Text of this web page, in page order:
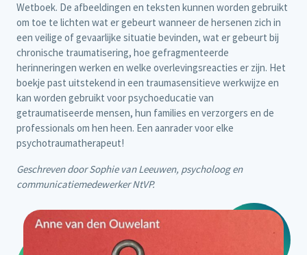
Wetboek. De afbeeldingen en teksten kunnen worden gebruikt
om toe te lichten wat er gebeurt wanneer de hersenen zich in
een veilige of gevaarlijke situatie bevinden, wat er gebeurt bij
chronische traumatisering, hoe gefragmenteerde
herinneringen werken en welke overlevingsreacties er zijn. Het
boekje past uitstekend in een traumasensitieve werkwijze en
kan worden gebruikt voor psychoeducatie van
getraumatiseerde mensen, hun families en verzorgers en de
professionals om hen heen. Een aanrader voor elke
psychotraumatherapeut!
Geschreven door Sophie van Leeuwen, psycholoog en
communicatiemedewerker NtVP.